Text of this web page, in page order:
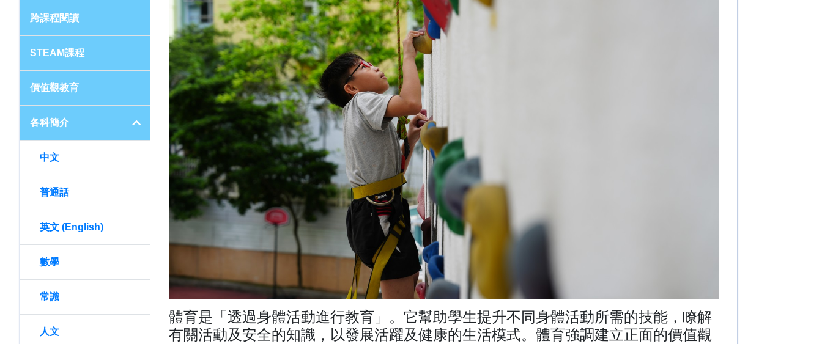
跨課程閱讀
STEAM課程
價值觀教育
各科簡介
中文
普通話
英文 (English)
數學
常識
人文
體育是「透過身體活動進行教育」。它幫助學生提升不同身體活動所需的技能，瞭解
有關活動及安全的知識，以發展活躍及健康的生活模式。體育強調建立正面的價值觀